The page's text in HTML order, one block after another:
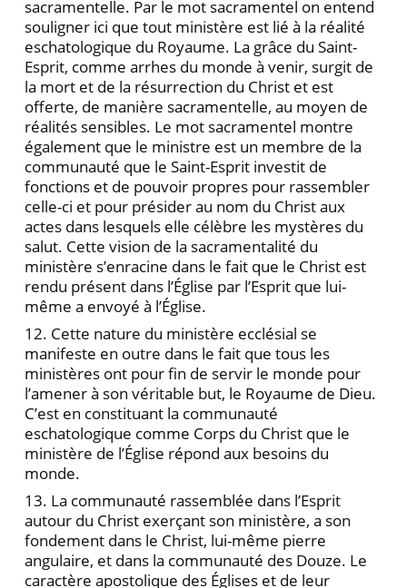
sacramentelle. Par le mot sacramentel on entend
souligner ici que tout ministère est lié à la réalité
eschatologique du Royaume. La grâce du Saint-
Esprit, comme arrhes du monde à venir, surgit de
la mort et de la résurrection du Christ et est
offerte, de manière sacramentelle, au moyen de
réalités sensibles. Le mot sacramentel montre
également que le ministre est un membre de la
communauté que le Saint-Esprit investit de
fonctions et de pouvoir propres pour rassembler
celle-ci et pour présider au nom du Christ aux
actes dans lesquels elle célèbre les mystères du
salut. Cette vision de la sacramentalité du
ministère s’enracine dans le fait que le Christ est
rendu présent dans l’Église par l’Esprit que lui-
même a envoyé à l’Église.
12. Cette nature du ministère ecclésial se
manifeste en outre dans le fait que tous les
ministères ont pour fin de servir le monde pour
l’amener à son véritable but, le Royaume de Dieu.
C’est en constituant la communauté
eschatologique comme Corps du Christ que le
ministère de l’Église répond aux besoins du
monde.
13. La communauté rassemblée dans l’Esprit
autour du Christ exerçant son ministère, a son
fondement dans le Christ, lui-même pierre
angulaire, et dans la communauté des Douze. Le
caractère apostolique des Églises et de leur